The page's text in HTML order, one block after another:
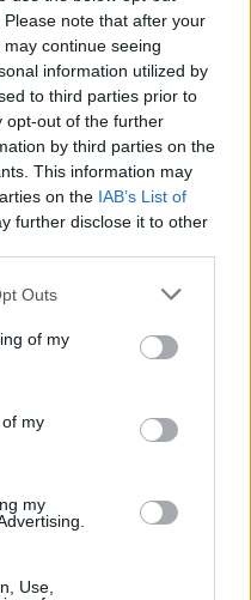
note that after your
continue seeing
information utilized by
to third parties prior to
opt-out of the further
by third parties on the
This information may
on the IAB’s List of
further disclose it to other
one or more Google
You may click to
its third-party tags to
in below Google
Outs
of my
my
my
Use,
η αμόλυβδη από την
στις τιμές
η χρήση του
περισσότερο